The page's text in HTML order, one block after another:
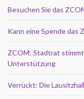
Besuchen Sie das
Kann eine Spende das
ZCOM: Stadtrat
Unterstützung
Verrückt: Die